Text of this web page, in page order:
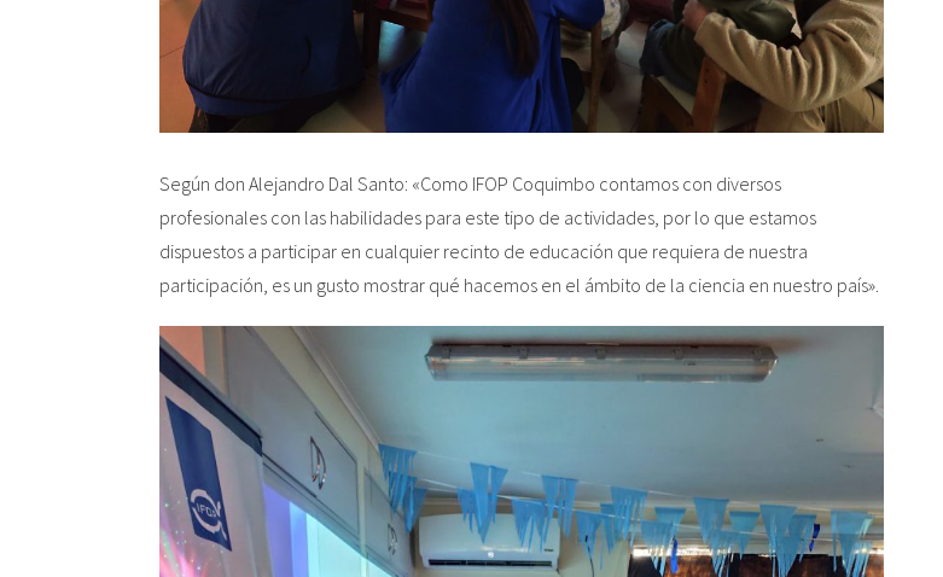
Según don Alejandro Dal Santo: «Como IFOP Coquimbo contamos con diversos
profesionales con las habilidades para este tipo de actividades, por lo que estamos
dispuestos a participar en cualquier recinto de educación que requiera de nuestra
participación, es un gusto mostrar qué hacemos en el ámbito de la ciencia en nuestro país».